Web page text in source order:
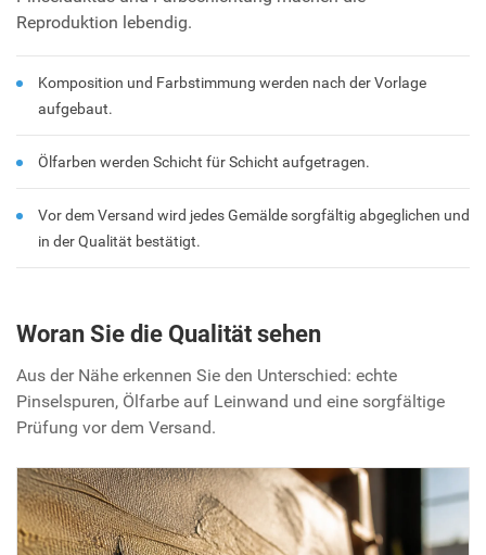
Reproduktion lebendig.
Komposition und Farbstimmung werden nach der Vorlage
aufgebaut.
Ölfarben werden Schicht für Schicht aufgetragen.
Vor dem Versand wird jedes Gemälde sorgfältig abgeglichen und
in der Qualität bestätigt.
Woran Sie die Qualität sehen
Aus der Nähe erkennen Sie den Unterschied: echte
Pinselspuren, Ölfarbe auf Leinwand und eine sorgfältige
Prüfung vor dem Versand.